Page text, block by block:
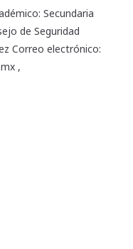
Secundaria
de Seguridad
Correo electrónico:
,